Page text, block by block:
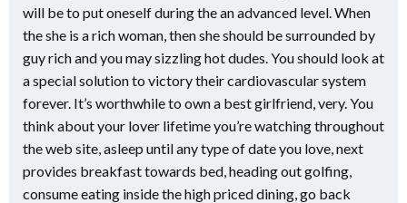
will be to put oneself during the an advanced level. When
the she is a rich woman, then she should be surrounded by
guy rich and you may sizzling hot dudes. You should look at
a special solution to victory their cardiovascular system
forever. It’s worthwhile to own a best girlfriend, very. You
think about your lover lifetime you’re watching throughout
the web site, asleep until any type of date you love, next
provides breakfast towards bed, heading out golfing,
consume eating inside the high priced dining, go back